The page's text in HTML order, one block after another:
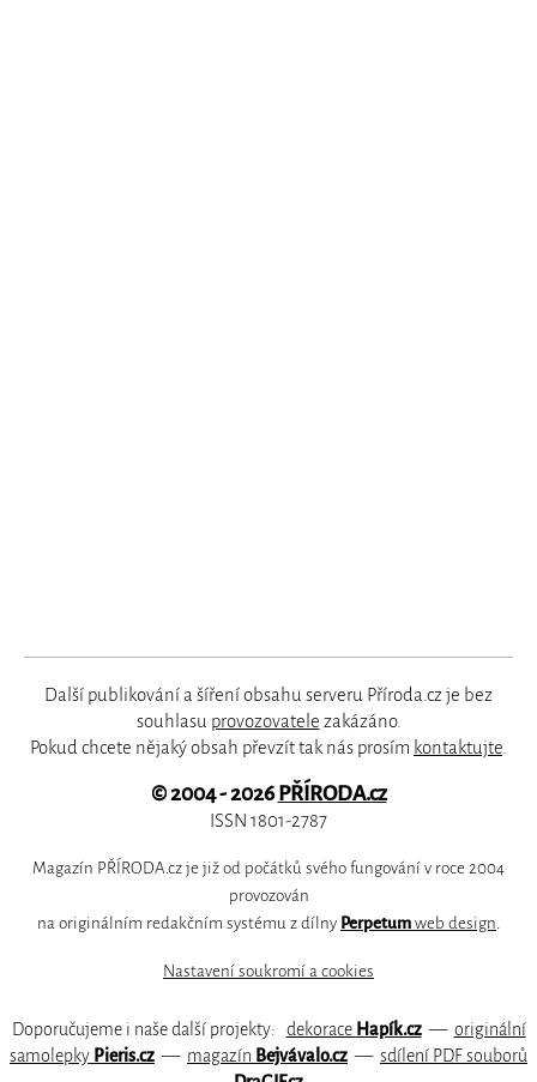
Další publikování a šíření obsahu serveru Příroda.cz je bez
souhlasu provozovatele zakázáno.
Pokud chcete nějaký obsah převzít tak nás prosím kontaktujte.
© 2004 - 2026PŘÍRODA.cz
ISSN 1801-2787
Magazín PŘÍRODA.cz je již od počátků svého fungování v roce 2004
provozován
na originálním redakčním systému z dílny Perpetum web design
Nastavení soukromí a cookies
Doporučujeme i naše další projekty: dekorace Hapík.cz— originální
samolepky Pieris.cz — magazín Bejvávalo.cz — sdílení PDF souborů